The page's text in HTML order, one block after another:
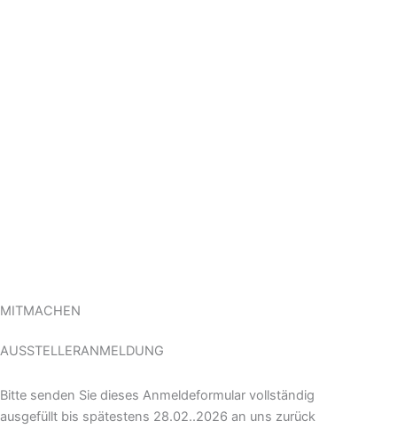
MITMACHEN
AUSSTELLERANMELDUNG
Bitte senden Sie dieses Anmeldeformular vollständig
ausgefüllt bis spätestens 28.02..2026 an uns zurück